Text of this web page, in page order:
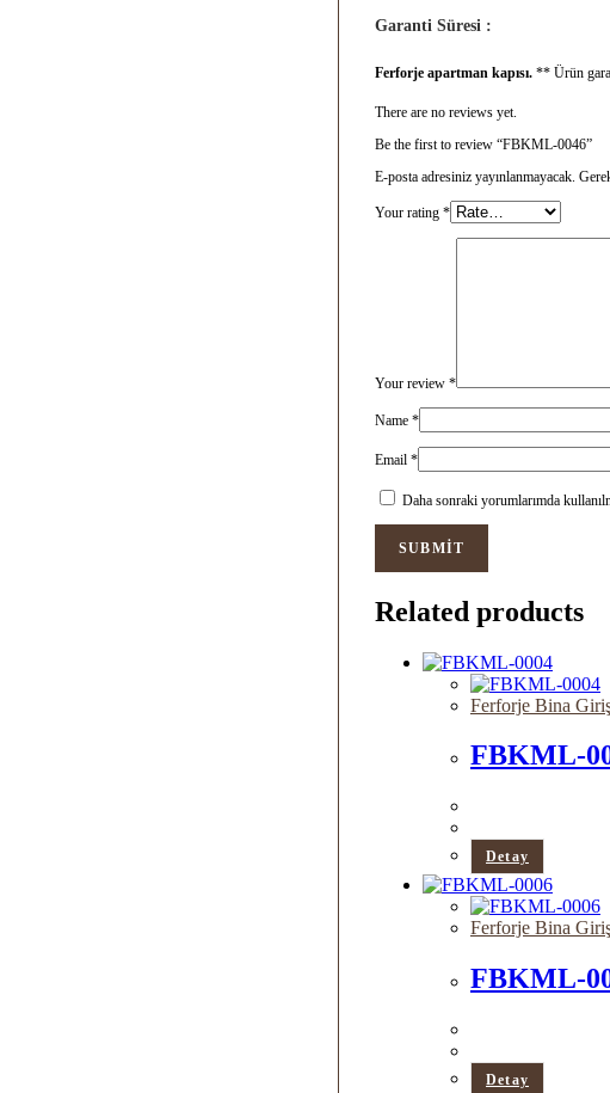
Garanti Süresi :
Ferforje apartman kapısı. ** Ürün
There are no reviews yet.
Be the first to review “FBKML-0046”
E-posta adresiniz yayınlanmayacak.
Your rating *
Your review *
Name *
Email *
Daha sonraki yorumlarımda
Related products
Ferforje Bina Giriş
FBKML-
Detay
Ferforje Bina Giriş
FBKML-
Detay